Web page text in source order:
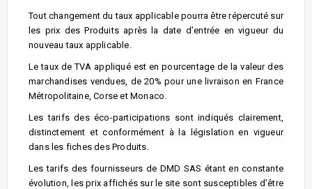
Tout changement du taux applicable pourra être répercuté sur
les prix des Produits après la date d’entrée en vigueur du
nouveau taux applicable.
Le taux de TVA appliqué est en pourcentage de la valeur des
marchandises vendues, de 20% pour une livraison en France
Métropolitaine, Corse et Monaco.
Les tarifs des éco-participations sont indiqués clairement,
distinctement et conformément à la législation en vigueur
dans les fiches des Produits.
Les tarifs des fournisseurs de DMD SAS étant en constante
évolution, les prix affichés sur le site sont susceptibles d’être